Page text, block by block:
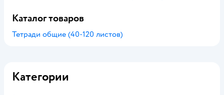
Каталог товаров
Тетради общие (40-120 листов)
Категории